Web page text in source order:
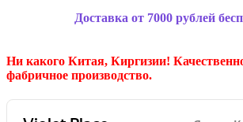
Доставка от 7000 рублей
Ни какого Китая, Киргизии!
фабричное производство.